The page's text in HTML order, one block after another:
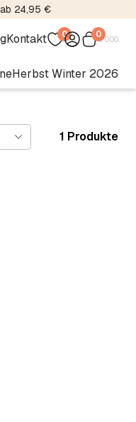
24,95 €
Kontakt 0 0€0.00
Herbst Winter 2026
1 Produkte